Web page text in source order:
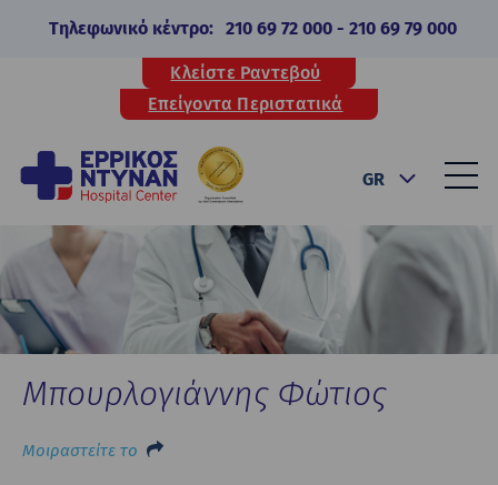
Τηλεφωνικό κέντρο: 210 69 72 000- 210 69 79 000
Κλείστε Ραντεβού
Επείγοντα Περιστατικά
GR
Μπουρλογιάννης Φώτιος
Μοιραστείτε το